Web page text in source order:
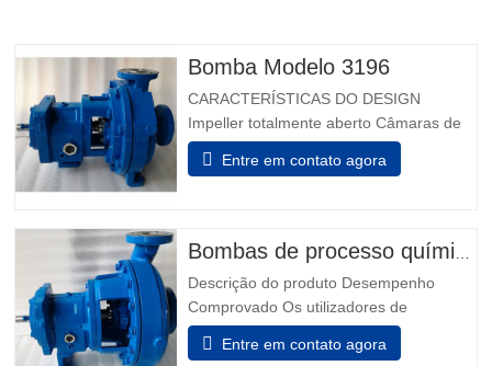
Bomba Modelo 3196
CARACTERÍSTICAS DO DESIGN
Impeller totalmente aberto Câmaras de
vedação projetadas Taperbore
patenteada™ Câmara de Foca PLUS
bordo Isoladores de rolamento híbrido
Inpro VBXX-D Design De Sump
otimizado Rolamentos de impulso de…
Entre em contato agora
Descrição do produto Desempenho
Comprovado Os utilizadores de
indústrias química, petroquímica, pasta &
papel, metais primários, alimentos &
Entre em contato agora